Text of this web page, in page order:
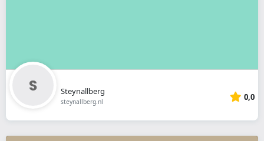
Steynallberg
steynallberg.nl 0,0